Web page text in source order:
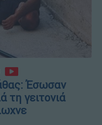
Έσωσαν
τη γειτονιά